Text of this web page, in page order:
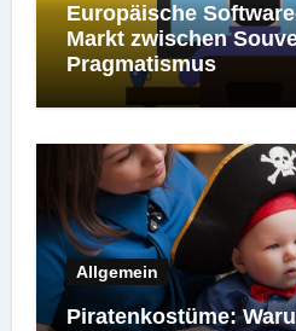
Europäische
Markt zwischen
Pragmatismus
Allgemein
Piratenkostüme: